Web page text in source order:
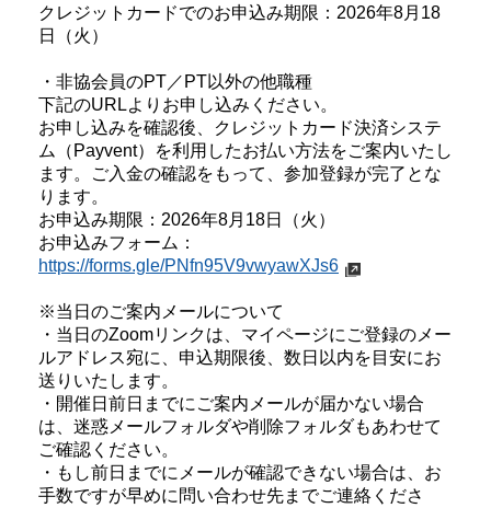
クレジットカードでのお申込み期限：2026年8月18
日（火）
・非協会員のPT／PT以外の他職種
下記のURLよりお申し込みください。
お申し込みを確認後、クレジットカード決済システ
ム（Payvent）を利用したお払い方法をご案内いたし
ます。ご入金の確認をもって、参加登録が完了とな
ります。
お申込み期限：2026年8月18日（火）
お申込みフォーム：
https://forms.gle/PNfn95V9vwyawXJs6
※当日のご案内メールについて
・当日のZoomリンクは、マイページにご登録のメー
ルアドレス宛に、申込期限後、数日以内を目安にお
送りいたします。
・開催日前日までにご案内メールが届かない場合
は、迷惑メールフォルダや削除フォルダもあわせて
ご確認ください。
・もし前日までにメールが確認できない場合は、お
手数ですが早めに問い合わせ先までご連絡くださ